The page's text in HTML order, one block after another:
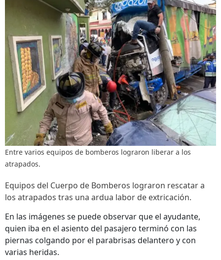
Entre varios equipos de bomberos lograron liberar a los
atrapados.
Equipos del Cuerpo de Bomberos lograron rescatar a
los atrapados tras una ardua labor de extricación.
En las imágenes se puede observar que el ayudante,
quien iba en el asiento del pasajero terminó con las
piernas colgando por el parabrisas delantero y con
varias heridas.